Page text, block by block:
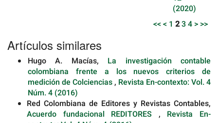
(2020)
<< < 1 234 > >>
Artículos similares
Hugo A. Macías, La investigación contable
colombiana frente a los nuevos criterios de
medición de Colciencias, Revista En-contexto: Vol. 4
Núm. 4 (2016)
Red Colombiana de Editores y Revistas Contables,
Acuerdo fundacional REDITORES , Revista En-